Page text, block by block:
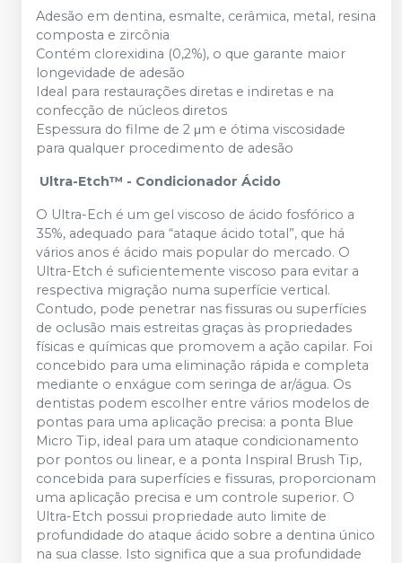
Adesão em dentina, esmalte, cerâmica, metal, resina
composta e zircônia
Contém clorexidina (0,2%), o que garante maior
longevidade de adesão
Ideal para restaurações diretas e indiretas e na
confecção de núcleos diretos
Espessura do filme de 2 μm e ótima viscosidade
para qualquer procedimento de adesão
Ultra-Etch™ - Condicionador Ácido
O Ultra-Ech é um gel viscoso de ácido fosfórico a
35%, adequado para “ataque ácido total”, que há
vários anos é ácido mais popular do mercado. O
Ultra-Etch é suficientemente viscoso para evitar a
respectiva migração numa superfície vertical.
Contudo, pode penetrar nas fissuras ou superfícies
de oclusão mais estreitas graças às propriedades
físicas e químicas que promovem a ação capilar. Foi
concebido para uma eliminação rápida e completa
mediante o enxágue com seringa de ar/água. Os
dentistas podem escolher entre vários modelos de
pontas para uma aplicação precisa: a ponta Blue
Micro Tip, ideal para um ataque condicionamento
por pontos ou linear, e a ponta Inspiral Brush Tip,
concebida para superfícies e fissuras, proporcionam
uma aplicação precisa e um controle superior. O
Ultra-Etch possui propriedade auto limite de
profundidade do ataque ácido sobre a dentina único
na sua classe. Isto significa que a sua profundidade